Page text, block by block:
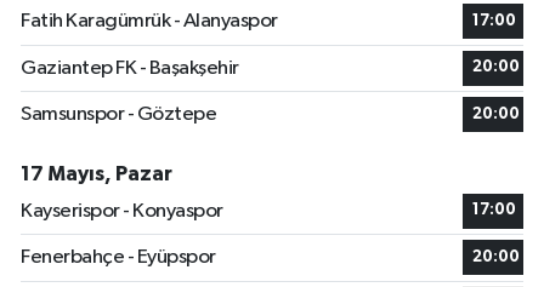
Fatih Karagümrük - Alanyaspor
17:00
Gaziantep FK - Başakşehir 20:00
Samsunspor - Göztepe 20:00
17 Mayıs, Pazar
Kayserispor - Konyaspor
17:00
Fenerbahçe - Eyüpspor 20:00